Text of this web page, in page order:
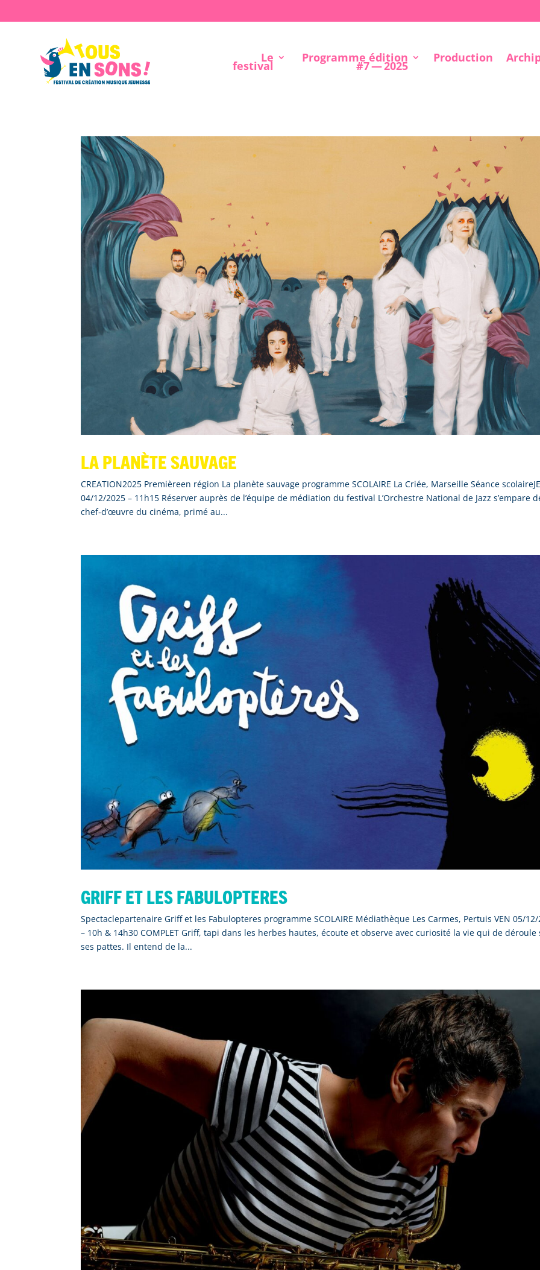
Le
festival
Programme édition
#7 — 2025
Production
La planète sauvage
CREATION2025 Premièreen région La planète sauvage programme SCOLAIRE La Criée, Marseille Séance
04/12/2025 – 11h15 Réserver auprès de l’équipe de médiation du festival L’Orchestre National de Jazz s’empare
chef‑d’œuvre du cinéma, primé au...
Griff et les Fabulopteres
Spectaclepartenaire Griff et les Fabulopteres programme SCOLAIRE Médiathèque Les Carmes, Pertuis VEN 05/
– 10h & 14h30 COMPLET Griff, tapi dans les herbes hautes, écoute et observe avec curiosité la vie qui de déroule
ses pattes. Il entend de la...